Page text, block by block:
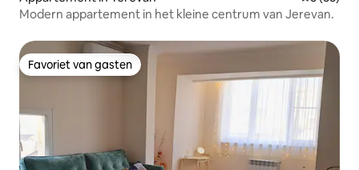
Modern appartement in het kleine centrum van Jerevan.
Favoriet van gasten
Favoriet van gasten